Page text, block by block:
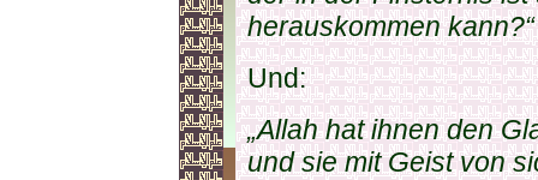
herauskommen kann?“
Und:
„Allah hat ihnen den
und sie mit Geist von